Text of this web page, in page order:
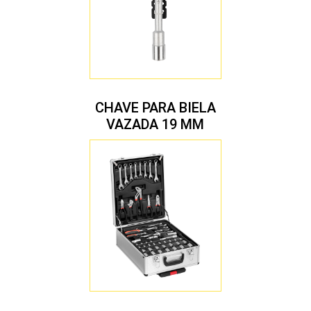
CHAVE PARA BIELA
VAZADA 19 MM